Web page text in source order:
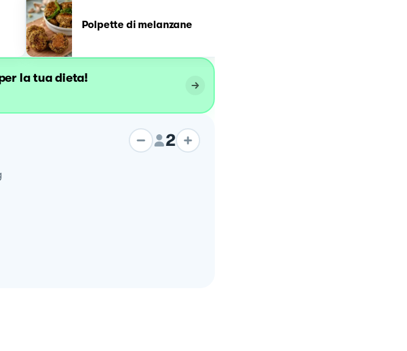
Polpette di melanzane
la tua dieta!
2